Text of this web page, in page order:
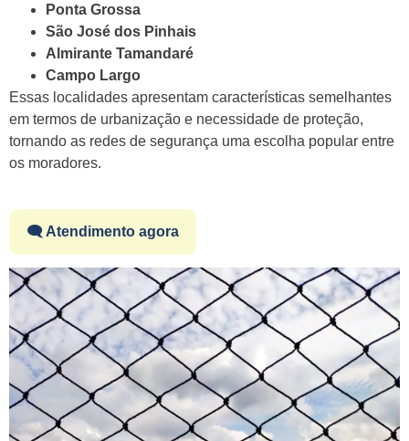
Ponta Grossa
São José dos Pinhais
Almirante Tamandaré
Campo Largo
Essas localidades apresentam características semelhantes
em termos de urbanização e necessidade de proteção,
tornando as redes de segurança uma escolha popular entre
os moradores.
🗨️ Atendimento agora